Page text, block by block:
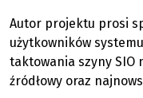
Autor projektu prosi
użytkowników
taktowania szyny SIO
źródłowy oraz